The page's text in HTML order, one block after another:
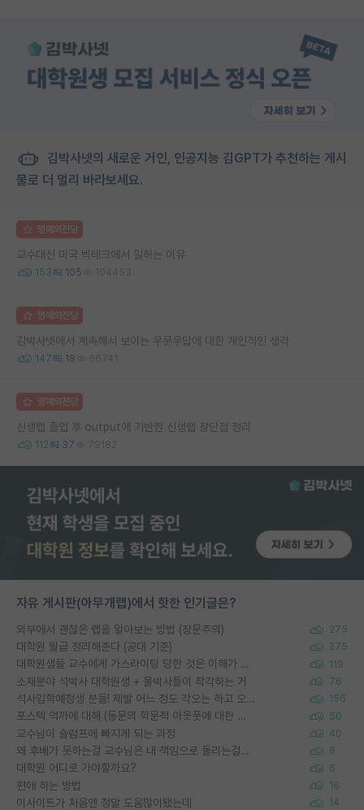
김박사넷의 새로운 거인, 인공지능 김GPT가 추천하는 게시
물로 더 멀리 바라보세요.
명예의전당
교수대신 미국 빅테크에서 일하는 이유
153 105 104453
명예의전당
김박사넷에서 계속해서 보이는 우문우답에 대한 개인적인 생각
147 18 66741
명예의전당
신생랩 졸업 후 output에 기반한 신생랩 장단점 정리
112 37 79182
자유 게시판(아무개랩)에서 핫한 인기글은?
외부에서 괜찮은 랩을 알아보는 방법 (장문주의) 275
대학원 월급 정리해준다 (공대 기준) 275
대학원생들 교수에게 가스라이팅 당한 것은 이해가 갑니다. 안타깝네요. 119
소재분야 석박사 대학원생 + 물박사들이 착각하는 거 76
석사입학예정생 분들! 제발 어느 정도 각오는 하고 오세요. 156
포스텍 억까에 대해 (동문의 학문적 아웃풋에 대한 반박) 50
교수님이 슬럼프에 빠지게 되는 과정 40
왜 후배가 못하는걸 교수님은 내 책임으로 돌리는걸까요? 6
대학원 어디로 가야할까요? 5
편애 하는 방법 16
이사이트가 처음엔 정말 도움많이됐는데 14